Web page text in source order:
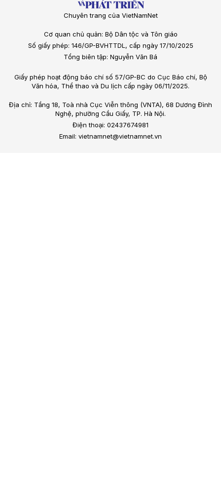
Chuyên trang của VietNamNet
Cơ quan chủ quản: Bộ Dân tộc và Tôn giáo
Số giấy phép: 146/GP-BVHTTDL, cấp ngày 17/10/2025
Tổng biên tập: Nguyễn Văn Bá
Giấy phép hoạt động báo chí số 57/GP-BC do Cục Báo chí, Bộ
Văn hóa, Thể thao và Du lịch cấp ngày 06/11/2025.
Địa chỉ: Tầng 18, Toà nhà Cục Viễn thông (VNTA), 68 Dương Đình
Nghệ, phường Cầu Giấy, TP. Hà Nội.
Điện thoại: 02437674981
Email: vietnamnet@vietnamnet.vn